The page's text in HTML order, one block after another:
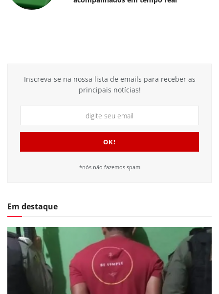
Inscreva-se na nossa lista de emails para receber as
principais notícias!
*nós não fazemos spam
Em destaque